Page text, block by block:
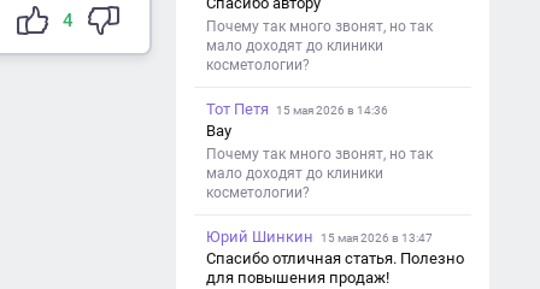
4
Почему так много звонят, но так
мало доходят до клиники
косметологии?
Тот Петя 15 мая 2026 в 14:36
Вау
Почему так много звонят, но так
мало доходят до клиники
косметологии?
Юрий Шинкин 15 мая 2026 в 13:47
Спасибо отличная статья. Полезно
для повышения продаж!